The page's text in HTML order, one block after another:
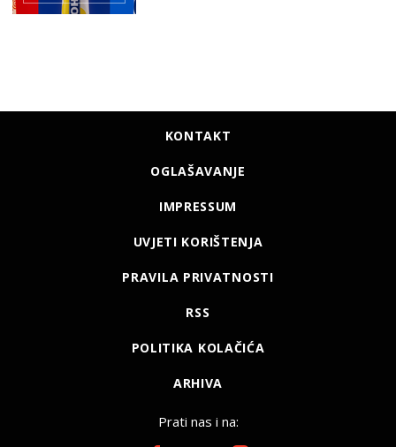
KONTAKT
OGLAŠAVANJE
IMPRESSUM
UVJETI KORIŠTENJA
PRAVILA PRIVATNOSTI
RSS
POLITIKA KOLAČIĆA
ARHIVA
Prati nas i na: